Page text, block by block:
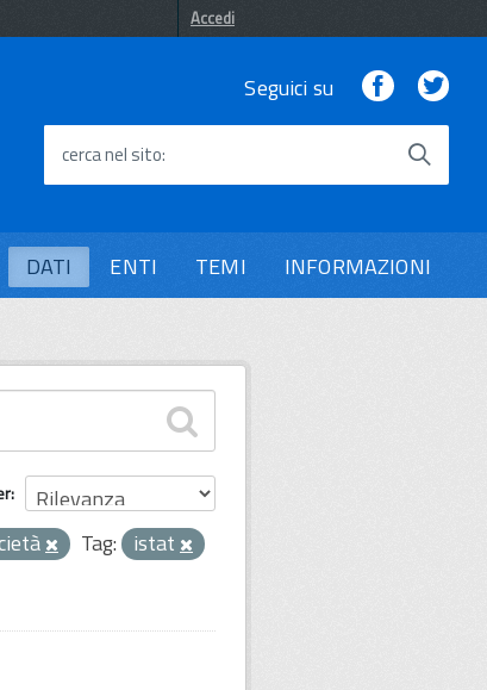
Accedi
Seguici su Facebook
cerca nel sito
DATI ENTI TEMI INFORMAZIONI
Tag: istat